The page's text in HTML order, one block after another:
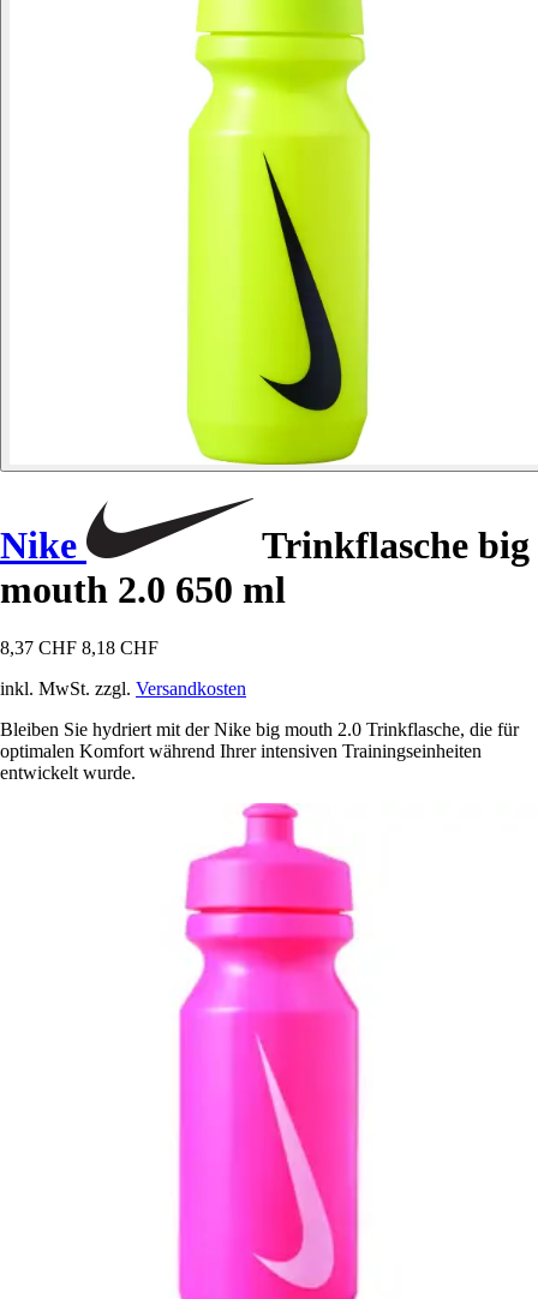
Nike
Trinkflasche big
mouth 2.0 650 ml
8,37 CHF 8,18 CHF
inkl. MwSt. zzgl. Versandkosten
Bleiben Sie hydriert mit der Nike big mouth 2.0 Trinkflasche, die für
optimalen Komfort während Ihrer intensiven Trainingseinheiten
entwickelt wurde.